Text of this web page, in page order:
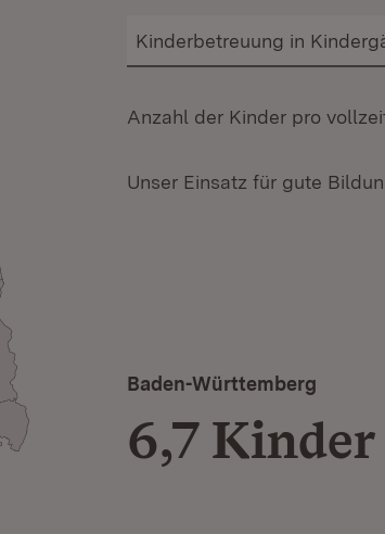
Anzahl der Kinder pro
Unser Einsatz für gute
Baden-Württemberg
6,7 Kinder